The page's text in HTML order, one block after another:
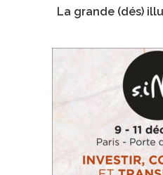
La grande (dés)